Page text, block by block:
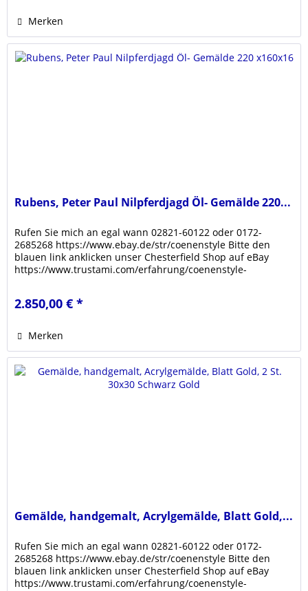
Merken
Rubens, Peter Paul Nilpferdjagd Öl- Gemälde 220...
Rufen Sie mich an egal wann 02821-60122 oder 0172-
2685268 https://www.ebay.de/str/coenenstyle Bitte den
blauen link anklicken unser Chesterfield Shop auf eBay
https://www.trustami.com/erfahrung/coenenstyle-
2.850,00 € *
Merken
Gemälde, handgemalt, Acrylgemälde, Blatt Gold,...
Rufen Sie mich an egal wann 02821-60122 oder 0172-
2685268 https://www.ebay.de/str/coenenstyle Bitte den
blauen link anklicken unser Chesterfield Shop auf eBay
https://www.trustami.com/erfahrung/coenenstyle-